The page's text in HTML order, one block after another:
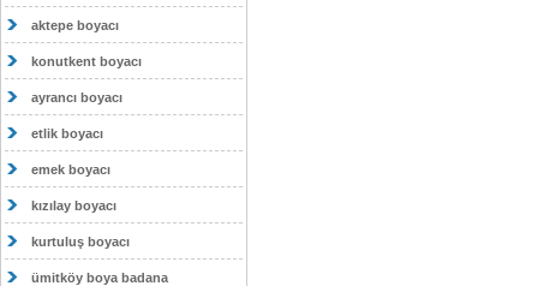
aktepe boyacı
konutkent boyacı
ayrancı boyacı
etlik boyacı
emek boyacı
kızılay boyacı
kurtuluş boyacı
ümitköy boya badana